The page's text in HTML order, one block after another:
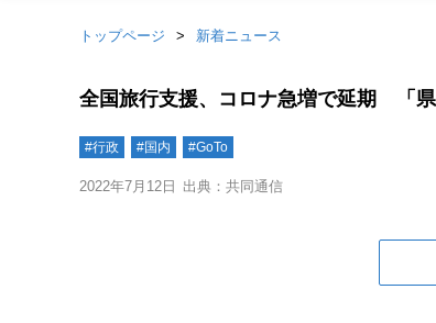
トップページ 新着ニュース
全国旅行支援、コロナ急増で延期 「
#行政 #国内 #GoTo
2022年7月12日 出典：共同通信